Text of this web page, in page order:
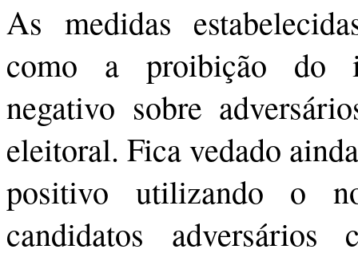
As medidas
como a proibição do
negativo sobre
eleitoral. Fica vedado
positivo utilizando o
candidatos adversários